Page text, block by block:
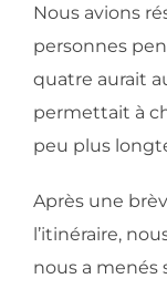
Nous avions
personnes
quatre aurait
permettait à
peu plus
Après une
l’itinéraire,
nous a menés